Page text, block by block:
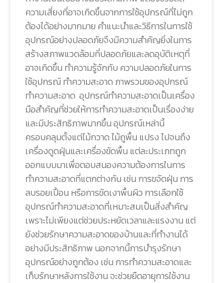
ความเสี่ยงที่อาจเกิดขึ้นจากการใช้อุปกรณ์ที่ไม่ถูก
ต้องได้อย่างมากมาย คำแนะนำและวิธีการในการใช้
อุปกรณ์อย่างปลอดภัยจึงมีความสำคัญยิ่งในการ
สร้างสภาพแวดล้อมที่ปลอดภัยและลดอุบัติเหตุที่
อาจเกิดขึ้น ทำความรู้จักกับ ความปลอดภัยในการ
ใช้อุปกรณ์ ทำความสะอาด ภาพรวมของอุปกรณ์
ทำความสะอาด อุปกรณ์ทำความสะอาดเป็นเครื่อง
มือสำคัญที่ช่วยให้การทำความสะอาดเป็นเรื่องง่าย
และมีประสิทธิภาพมากขึ้น อุปกรณ์เหล่านี้
ครอบคลุมตั้งแต่ไม้กวาด ไม้ถูพื้น แปรง ไปจนถึง
เครื่องดูดฝุ่นและเครื่องขัดพื้น แต่ละประเภทถูก
ออกแบบมาเพื่อตอบสนองความต้องการในการ
ทำความสะอาดที่แตกต่างกัน เช่น การขจัดฝุ่น การ
ลบรอยเปื้อน หรือการขัดเงาพื้นผิว การเลือกใช้
อุปกรณ์ทำความสะอาดที่เหมาะสมเป็นสิ่งสำคัญ
เพราะไม่เพียงแต่ช่วยประหยัดเวลาและแรงงาน แต่
ยังช่วยรักษาความสะอาดของบ้านและที่ทำงานได้
อย่างมีประสิทธิภาพ นอกจากนี้การบำรุงรักษา
อุปกรณ์อย่างถูกต้อง เช่น การทำความสะอาดและ
เก็บรักษาหลังการใช้งาน จะช่วยยืดอายุการใช้งาน